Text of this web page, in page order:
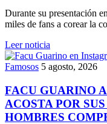
Durante su presentación
miles de fans a corear la
Leer noticia
Famosos 5 agosto, 2026
FACU GUARINO
ACOSTA POR
HOMBRES